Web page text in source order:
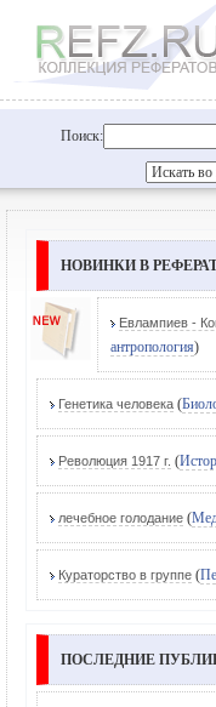
Поиск:
НОВИНКИ В
Евлампиев -
антропология)
Генетика человека (
Революция 1917 г. (
лечебное голодание (
Кураторство в группе (
ПОСЛЕДНИЕ